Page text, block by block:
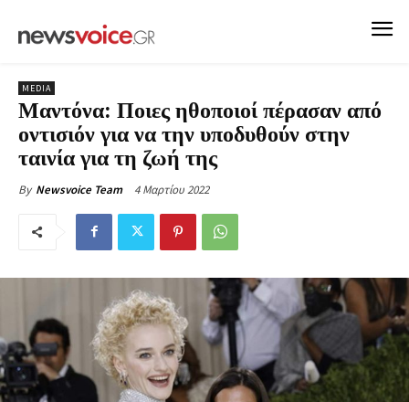
MEDIA
Μαντόνα: Ποιες ηθοποιοί πέρασαν από
οντισιόν για να την υποδυθούν στην
ταινία για τη ζωή της
By Newsvoice Team 4 Μαρτίου 2022